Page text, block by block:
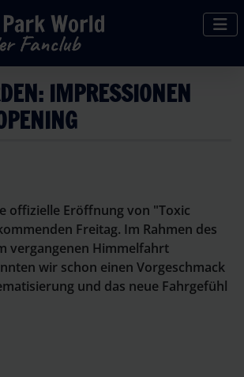
IMPRESSIONEN
offizielle Eröffnung von "Toxic
Freitag. Im Rahmen des
vergangenen Himmelfahrt
wir schon einen Vorgeschmack
und das neue Fahrgefühl